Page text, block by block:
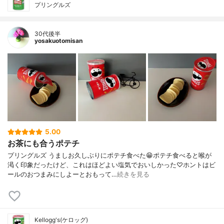
プリングルズ
30代後半
yosakuotomisan
5.00
お茶にも合うポテチ
プリングルズ うましお久しぶりにポテチ食べた😁ポテチ食べると喉が
渇く印象だったけど、これはほどよい塩気でおいしかった♡ホントはビ
ールのおつまみにしよーとおもって…続きを見る
Kellogg's(ケロッグ)